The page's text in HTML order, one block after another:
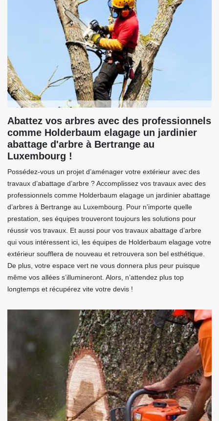
Abattez vos arbres avec des professionnels
comme Holderbaum elagage un jardinier
abattage d'arbre à Bertrange au
Luxembourg !
Possédez-vous un projet d’aménager votre extérieur avec des
travaux d’abattage d’arbre ? Accomplissez vos travaux avec des
professionnels comme Holderbaum elagage un jardinier abattage
d’arbres à Bertrange au Luxembourg. Pour n’importe quelle
prestation, ses équipes trouveront toujours les solutions pour
réussir vos travaux. Et aussi pour vos travaux abattage d’arbre
qui vous intéressent ici, les équipes de Holderbaum elagage votre
extérieur soufflera de nouveau et retrouvera son bel esthétique.
De plus, votre espace vert ne vous donnera plus peur puisque
même vos allées s’illumineront. Alors, n’attendez plus top
longtemps et récupérez vite votre devis !